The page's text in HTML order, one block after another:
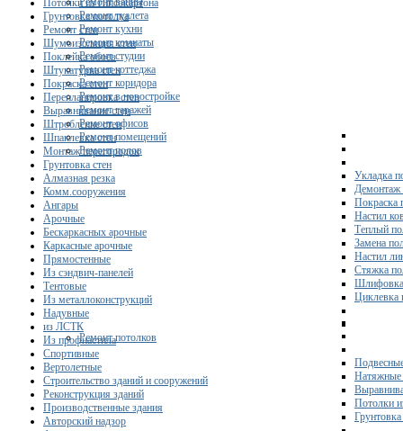
Ремонт туалета
Ремонт кухни
Ремонт комнаты
Ремонт студии
Ремонт коттеджа
Ремонт коридора
Ремонт в новостройке
Ремонт гаражей
Ремонт офисов
Ремонт помещений
Ремонт полов
Укладка
Демонтаж
Покраска
Настил
Теплый
Замена
Настил
Стяжка
Циклевка
Ремонт потолков
Натяжные
Потолки
Потолки из гипсокартона
Грунтовка потолка
Ремонт стен
Шумоизоляция стен
Поклейка обоев
Штукатурка стен
Покраска стен
Перепланировка стен
Выравнивание стен
Штробление стен
Шпаклевка стен
Монтаж перегородок
Грунтовка стен
Алмазная резка
Комм.сооружения
Ангары
Арочные
Бескаркасных арочные
Каркасные арочные
Прямостенные
Из сэндвич-панелей
Тентовые
Из металлоконструкций
Надувные
из ЛСТК
Из профнастила
Спортивные
Вертолетные
Строительство зданий и сооружений
Реконструкция зданий
Производственные здания
Авторский надзор